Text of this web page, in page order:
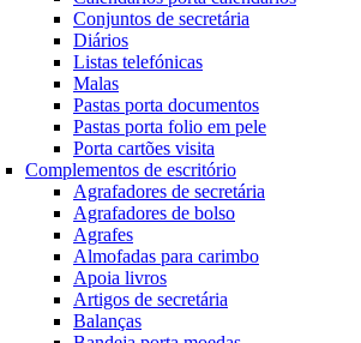
Conjuntos de secretária
Diários
Listas telefónicas
Malas
Pastas porta documentos
Pastas porta folio em pele
Porta cartões visita
Complementos de escritório
Agrafadores de secretária
Agrafadores de bolso
Agrafes
Almofadas para carimbo
Apoia livros
Artigos de secretária
Balanças